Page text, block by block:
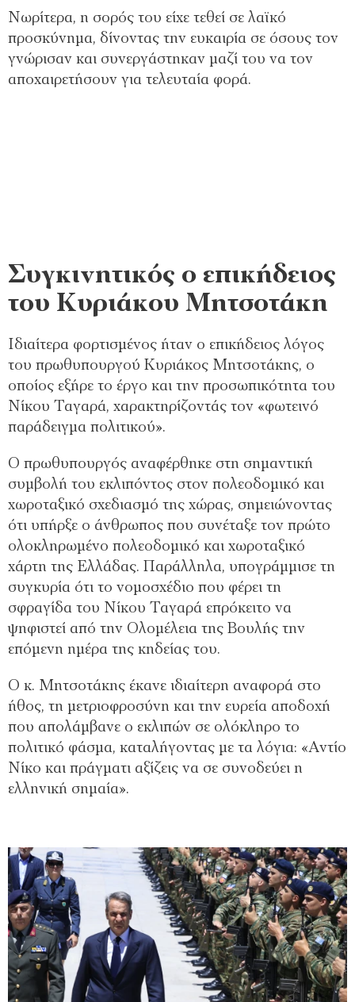
Νωρίτερα, η σορός του είχε τεθεί σε λαϊκό
προσκύνημα, δίνοντας την ευκαιρία σε όσους τον
γνώρισαν και συνεργάστηκαν μαζί του να τον
αποχαιρετήσουν για τελευταία φορά.
Συγκινητικός ο επικήδειος
του Κυριάκου Μητσοτάκη
Ιδιαίτερα φορτισμένος ήταν ο επικήδειος λόγος
του πρωθυπουργού Κυριάκος Μητσοτάκης, ο
οποίος εξήρε το έργο και την προσωπικότητα του
Νίκου Ταγαρά, χαρακτηρίζοντάς τον «φωτεινό
παράδειγμα πολιτικού».
Ο πρωθυπουργός αναφέρθηκε στη σημαντική
συμβολή του εκλιπόντος στον πολεοδομικό και
χωροταξικό σχεδιασμό της χώρας, σημειώνοντας
ότι υπήρξε ο άνθρωπος που συνέταξε τον πρώτο
ολοκληρωμένο πολεοδομικό και χωροταξικό
χάρτη της Ελλάδας. Παράλληλα, υπογράμμισε τη
συγκυρία ότι το νομοσχέδιο που φέρει τη
σφραγίδα του Νίκου Ταγαρά επρόκειτο να
ψηφιστεί από την Ολομέλεια της Βουλής την
επόμενη ημέρα της κηδείας του.
Ο κ. Μητσοτάκης έκανε ιδιαίτερη αναφορά στο
ήθος, τη μετριοφροσύνη και την ευρεία αποδοχή
που απολάμβανε ο εκλιπών σε ολόκληρο το
πολιτικό φάσμα, καταλήγοντας με τα λόγια: «Αντίο
Νίκο και πράγματι αξίζεις να σε συνοδεύει η
ελληνική σημαία».